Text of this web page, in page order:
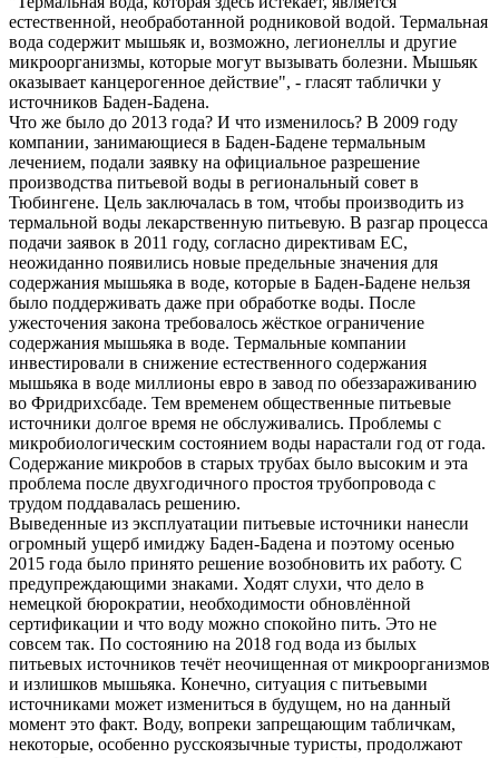
естественной, необработанной родниковой водой. Термальная
вода содержит мышьяк и, возможно, легионеллы и другие
микроорганизмы, которые могут вызывать болезни. Мышьяк
оказывает канцерогенное действие", - гласят таблички у
источников Баден-Бадена.
Что же было до 2013 года? И что изменилось? В 2009 году
компании, занимающиеся в Баден-Бадене термальным
лечением, подали заявку на официальное разрешение
производства питьевой воды в региональный совет в
Тюбингене. Цель заключалась в том, чтобы производить из
термальной воды лекарственную питьевую. В разгар процесса
подачи заявок в 2011 году, согласно директивам ЕС,
неожиданно появились новые предельные значения для
содержания мышьяка в воде, которые в Баден-Бадене нельзя
было поддерживать даже при обработке воды. После
ужесточения закона требовалось жёсткое ограничение
содержания мышьяка в воде. Термальные компании
инвестировали в снижение естественного содержания
мышьяка в воде миллионы евро в завод по обеззараживанию
во Фридрихсбаде. Тем временем общественные питьевые
источники долгое время не обслуживались. Проблемы с
микробиологическим состоянием воды нарастали год от года.
Содержание микробов в старых трубах было высоким и эта
проблема после двухгодичного простоя трубопровода с
трудом поддавалась решению.
Выведенные из эксплуатации питьевые источники нанесли
огромный ущерб имиджу Баден-Бадена и поэтому осенью
2015 года было принято решение возобновить их работу. С
предупреждающими знаками. Ходят слухи, что дело в
немецкой бюрократии, необходимости обновлённой
сертификации и что воду можно спокойно пить. Это не
совсем так. По состоянию на 2018 год вода из былых
питьевых источников течёт неочищенная от микроорганизмов
и излишков мышьяка. Конечно, ситуация с питьевыми
источниками может измениться в будущем, но на данный
момент это факт. Воду, вопреки запрещающим табличкам,
некоторые, особенно русскоязычные туристы, продолжают